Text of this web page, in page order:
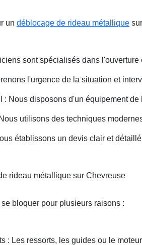
un déblocage de rideau métallique
sont spécialisés dans
l'urgence de la situation et
: Nous disposons d'un équipement
utilisons des techniques
établissons un devis clair et
rideau métallique sur Chevreuse
bloquer pour plusieurs raisons :
: Les ressorts, les guides ou le